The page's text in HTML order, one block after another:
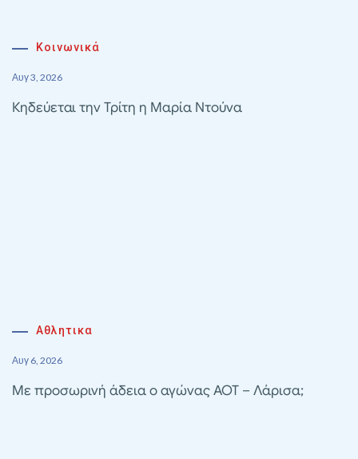
Κοινωνικά
Αυγ 3, 2026
Κηδεύεται την Τρίτη η Μαρία Ντούνα
Αθλητικα
Αυγ 6, 2026
Με προσωρινή άδεια ο αγώνας ΑΟΤ – Λάρισα;